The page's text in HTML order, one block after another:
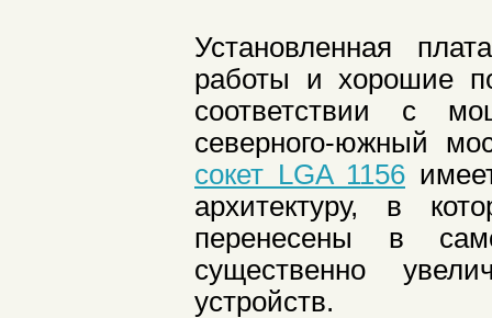
Установленная
работы и хорошие
соответствии с
северного-южный
сокет LGA 1156
архитектуру, в
перенесены в
существенно
устройств.